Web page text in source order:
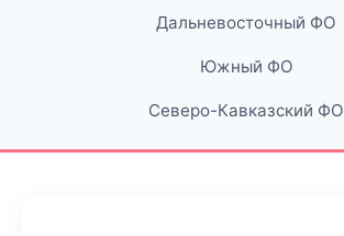
Дальневосточный ФО
Южный ФО
Северо-Кавказский ФО